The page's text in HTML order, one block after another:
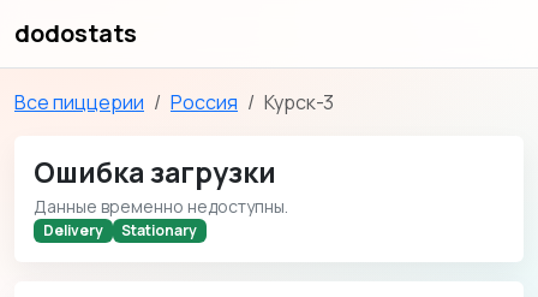
dodostats
Все пиццерии Россия Курск-3
Ошибка загрузки
Данные временно недоступны.
Delivery Stationary